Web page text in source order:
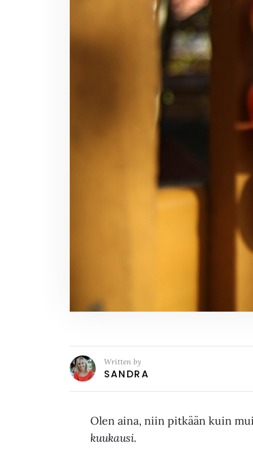
Written by
SANDRA
Olen aina, niin pitkään kuin
kuukausi.